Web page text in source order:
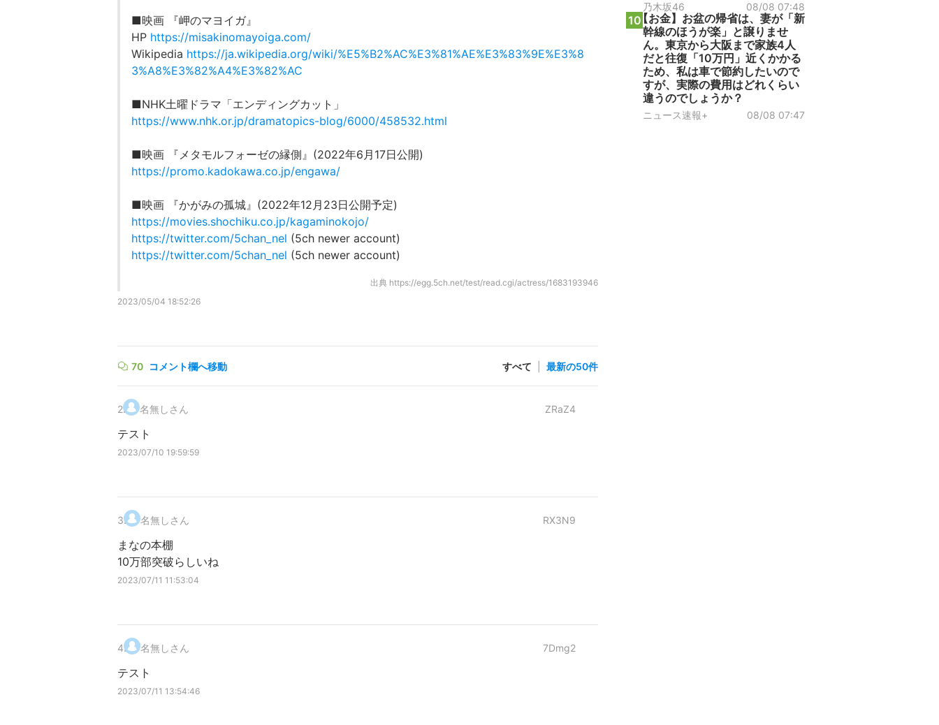
■映画 『岬のマヨイガ』
HP https://misakinomayoiga.com/
Wikipedia https://ja.wikipedia.org/wiki/%E5%B2%AC%E3%81%AE%E3%83%9E%E3%8
3%A8%E3%82%A4%E3%82%AC
■NHK土曜ドラマ「エンディングカット」
https://www.nhk.or.jp/dramatopics-blog/6000/458532.html
■映画 『メタモルフォーゼの縁側』(2022年6月17日公開)
https://promo.kadokawa.co.jp/engawa/
■映画 『かがみの孤城』(2022年12月23日公開予定)
https://movies.shochiku.co.jp/kagaminokojo/
https://twitter.com/5chan_nel (5ch newer account)
https://twitter.com/5chan_nel (5ch newer account)
出典 https://egg.5ch.net/test/read.cgi/actress/1683193946
2023/05/04 18:52:26
70 コメント欄へ移動 すべて 最新の50件
2. 名無しさん ZRaZ4
テスト
2023/07/10 19:59:59
3. 名無しさん RX3N9
まなの本棚
10万部突破らしいね
2023/07/11 11:53:04
4. 名無しさん 7Dmg2
テスト
2023/07/11 13:54:46
乃木坂46 08/08 07:48
10【お金】お盆の帰省は、妻が「新
幹線のほうが楽」と譲りませ
ん。東京から大阪まで家族4人
だと往復「10万円」近くかかる
ため、私は車で節約したいので
すが、実際の費用はどれくらい
違うのでしょうか？
ニュース速報+ 08/08 07:47